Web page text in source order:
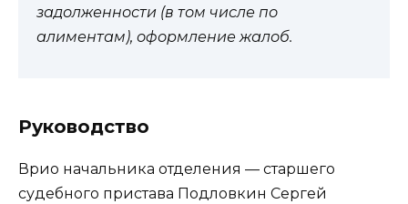
задолженности (в том числе по
алиментам), оформление жалоб.
Руководство
Врио начальника отделения — старшего
судебного пристава Подловкин Сергей